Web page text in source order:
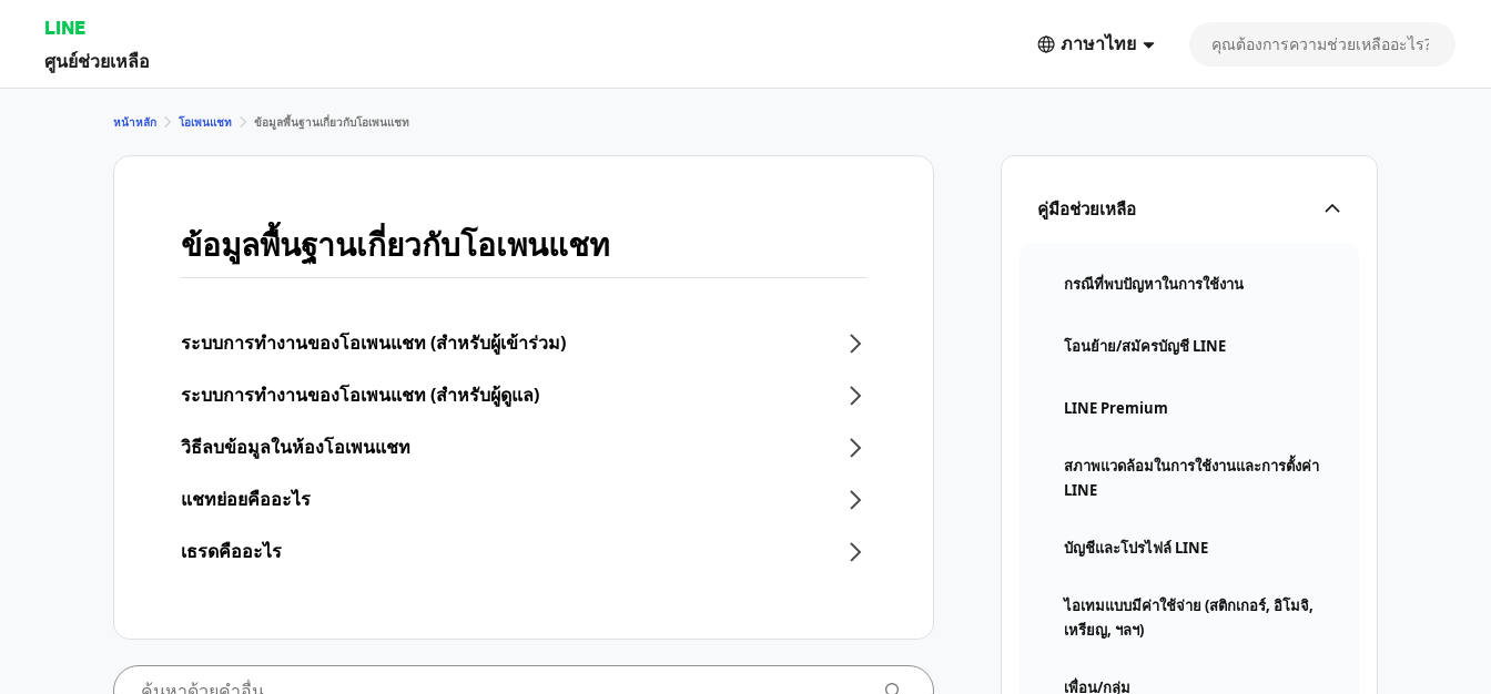
LINE
ศูนย์ช่วยเหลือ
ภาษาไทย
คู่มือช่วยเหลือ
กรณีที่พบปัญหาในการใช้งาน
โอนย้าย/สมัครบัญชี LINE
LINE Premium
สภาพแวดล้อมในการใช้งานและการตั้งค่า
LINE
บัญชีและโปรไฟล์ LINE
ไอเทมแบบมีค่าใช้จ่าย (สติกเกอร์, อิโมจิ,
เหรียญ, ฯลฯ)
เพื่อน/กลุ่ม
หน้าหลัก โอเพนแชท ข้อมูลพื้นฐานเกี่ยวกับโอเพนแชท
ข้อมูลพื้นฐานเกี่ยวกับโอเพนแชท
ระบบการทำงานของโอเพนแชท (สำหรับผู้เข้าร่วม)
ระบบการทำงานของโอเพนแชท (สำหรับผู้ดูแล)
วิธีลบข้อมูลในห้องโอเพนแชท
แชทย่อยคืออะไร
เธรดคืออะไร